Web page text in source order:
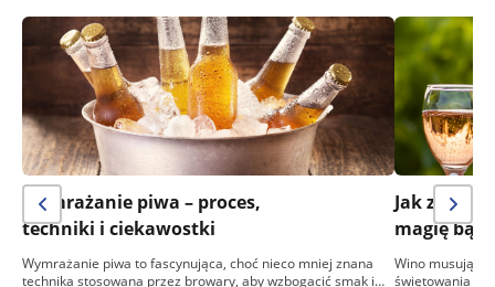
Wymrażanie piwa – proces,
techniki i ciekawostki
Wymrażanie piwa to fascynująca, choć nieco mniej znana
technika stosowana przez browary, aby wzbogacić smak i…
Jak zrobić
magię
Wino
świętowania i